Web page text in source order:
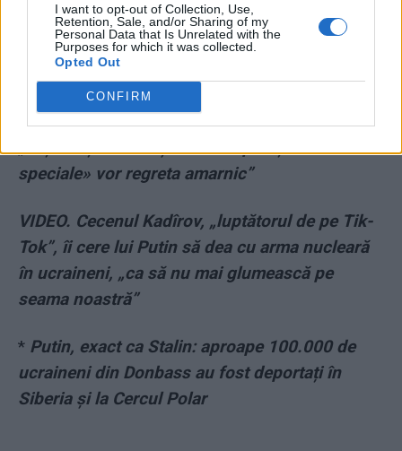
I want to opt-out of Collection, Use,
Retention, Sale, and/or Sharing of my
Personal Data that Is Unrelated with the
Purposes for which it was collected.
Opted Out
CONFIRM
fiul unui ofițer sovietic care a participat la
masacrul de la Katyn, din 1940, împotriva
ofițerilor polonezi
*Primul deputat rus care-l înfruntă pe Putin:
„Toți susținătorii așa-zisei «operațiuni militare
speciale» vor regreta amarnic”
VIDEO. Cecenul Kadîrov, „luptătorul de pe Tik-
Tok”, îi cere lui Putin să dea cu arma nucleară
în ucraineni, „ca să nu mai glumească pe
seama noastră”
* Putin, exact ca Stalin: aproape 100.000 de
ucraineni din Donbass au fost deportați în
Siberia și la Cercul Polar